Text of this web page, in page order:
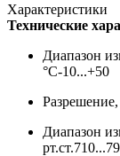
Характеристики
Технические
Диапазон
°С-10...+50
Диапазон
рт.ст.